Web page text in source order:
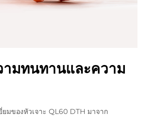
มทนทานและความ
มของหัวเจาะ QL60 DTH มาจาก